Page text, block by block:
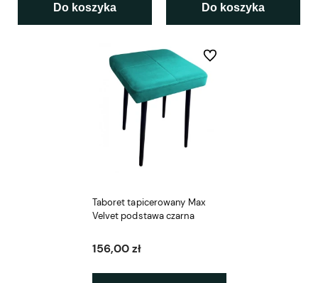
Do koszyka Do koszyka
Taboret tapicerowany Max
Velvet podstawa czarna
156,00 zł
Do ulubionych